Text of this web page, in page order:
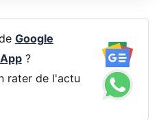
Google
?
rater de l'actu